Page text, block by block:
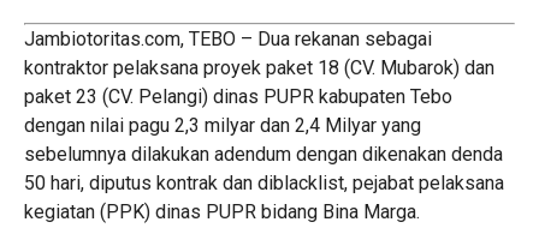
Jambiotoritas.com, TEBO – Dua rekanan sebagai
kontraktor pelaksana proyek paket 18 (CV. Mubarok) dan
paket 23 (CV. Pelangi) dinas PUPR kabupaten Tebo
dengan nilai pagu 2,3 milyar dan 2,4 Milyar yang
sebelumnya dilakukan adendum dengan dikenakan denda
50 hari, diputus kontrak dan diblacklist, pejabat pelaksana
kegiatan (PPK) dinas PUPR bidang Bina Marga.